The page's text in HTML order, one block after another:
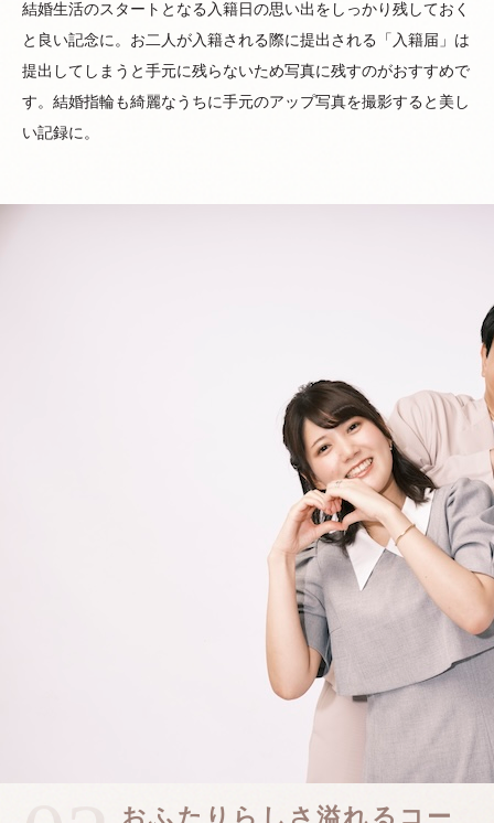
結婚生活のスタートとなる入籍日の思い出をしっかり残しておく
と良い記念に。お二人が入籍される際に提出される「入籍届」は
提出してしまうと手元に残らないため写真に残すのがおすすめで
す。結婚指輪も綺麗なうちに手元のアップ写真を撮影すると美し
い記録に。
おふたりらしさ溢れるコー